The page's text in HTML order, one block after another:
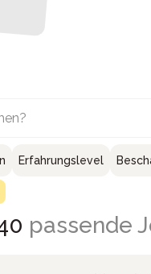
Erfahrungslevel
passende